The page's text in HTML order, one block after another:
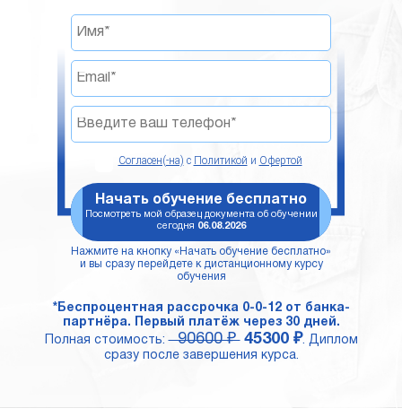
Согласен(-на) с Политикой и Офертой
Начать обучение бесплатно
Посмотреть мой образец документа об обучении
сегодня 06.08.2026
Нажмите на кнопку «Начать обучение бесплатно»
и вы сразу перейдете к дистанционному курсу
обучения
*Беспроцентная рассрочка 0-0-12 от банка-
партнёра. Первый платёж через 30 дней.
Полная стоимость:90600 ₽ 45300 ₽. Диплом
сразу после завершения курса.